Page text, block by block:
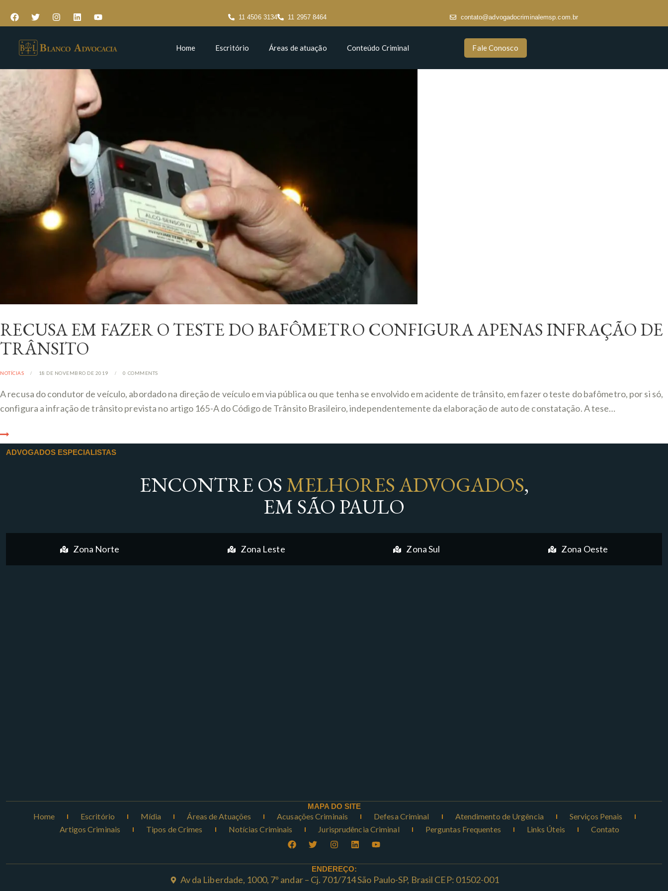
11 4506 3134 11 2957 8464 contato@advogadocriminalemsp.com.br
Home Escritório Áreas de atuação Conteúdo Criminal Fale Conosco
RECUSA EM FAZER O TESTE DO BAFÔMETRO CONFIGURA APENAS INFRAÇÃO DE
TRÂNSITO
NOTÍCIAS 18 DE NOVEMBRO DE 2019 0 COMMENTS
A recusa do condutor de veículo, abordado na direção de veículo em via pública ou que tenha se envolvido em acidente de trânsito, em fazer o teste do bafômetro, por si só,
configura a infração de trânsito prevista no artigo 165-A do Código de Trânsito Brasileiro, independentemente da elaboração de auto de constatação. A tese…
ADVOGADOS ESPECIALISTAS
ENCONTRE OS MELHORES ADVOGADOS,
EM SÃO PAULO
Zona Norte Zona Leste Zona Sul Zona Oeste
MAPA DO SITE
Home Escritório Mídia Áreas de Atuações Acusações Criminais Defesa Criminal Atendimento de Urgência
Serviços Penais
Artigos Criminais
Tipos de Crimes Notícias Criminais Jurisprudência Criminal Perguntas Frequentes Links Úteis Contato
ENDEREÇO:
Av da Liberdade, 1000, 7º andar – Cj. 701/714 São Paulo-SP, Brasil CEP: 01502-001